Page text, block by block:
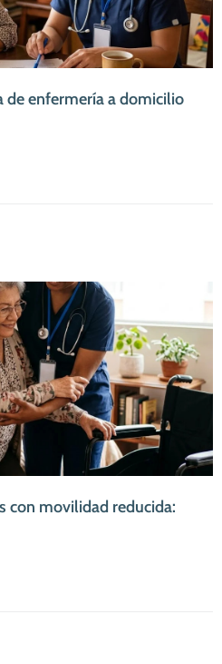
de enfermería a domicilio
con movilidad reducida: